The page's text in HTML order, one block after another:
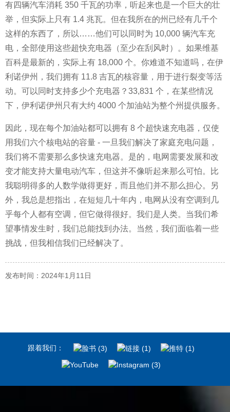
有四辆汽车消耗 350 千瓦的功率，听起来也是一个巨大的壮
举，但实际上只有 1.4 兆瓦。但在我所在的州已经有几千个
这样的东西了，所以……他们可以同时为 10,000 辆汽车充
电，全部使用这些超快充电器（至少在刮风时）。如果维基
百科是最新的，实际上有 18,000 个。你难道不知道吗，在伊
利诺伊州，我们拥有 11.8 吉瓦的核容量，用于进行裂变等活
动。可以同时支持多少个充电器？33,831 个，在某些情况
下，伊利诺伊州只有大约 4000 个加油站为整个州提供服务。
因此，现在每个加油站都可以拥有 8 个超快速充电器，仅使
用我们六个核电站的容量 - 一旦我们解决了家庭充电问题，
我们将不需要那么多快速充电器。是的，电网需要发展和改
变才能支持大量电动汽车，但这并不像听起来那么可怕。比
我聪明得多的人数学做得更好，而且他们并不那么担心。另
外，我总是想指出，在短短几十年内，电网从没有空调到几
乎每个人都有空调，但它做得很好。我们是人类。当我们希
望事情发生时，我们总能找到办法。当然，我们面临着一些
挑战，但我相信我们已经解决了。
发布时间：2024年1月11日
跟着我们：